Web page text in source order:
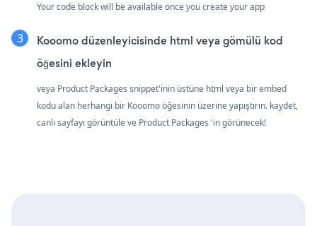
Your code block will be available once you create your app
Kooomo düzenleyicisinde html veya gömülü kod
öğesini ekleyin
veya Product Packages snippet'inin üstüne html veya bir embed
kodu alan herhangi bir Kooomo öğesinin üzerine yapıştırın. kaydet,
canlı sayfayı görüntüle ve Product Packages 'in görünecek!